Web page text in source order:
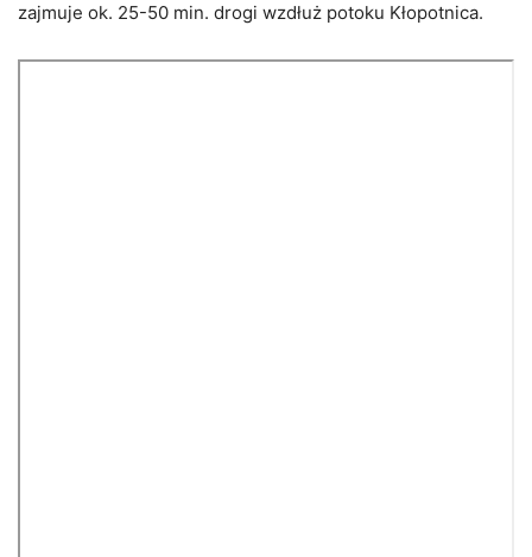
zajmuje ok. 25-50 min. drogi wzdłuż potoku Kłopotnica.